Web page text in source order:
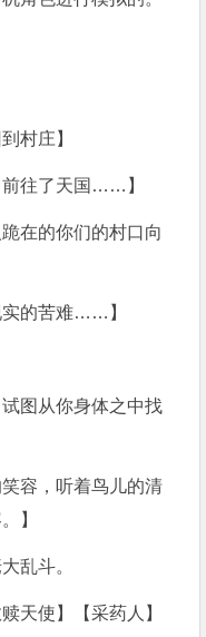
村庄】
前往了天国……】
在的你们的村口向
实的苦难……】
图从你身体之中找
容，听着鸟儿的清
】
乱斗。
天使】【采药人】